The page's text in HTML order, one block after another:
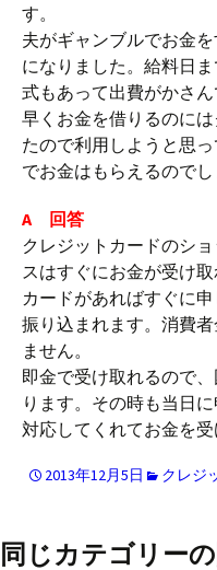
す。
夫がギャンブルでお金
になりました。給料日
式もあって出費がかさん
早くお金を借りるのに
たので利用しようと思
でお金はもらえるのでし
A 回答
クレジットカードのシ
スはすぐにお金が受け
カードがあればすぐに
振り込まれます。消費
ません。
即金で受け取れるので
ります。その時も当日
対応してくれてお金を受
2013年12月5日
クレジ
同じカテゴリー